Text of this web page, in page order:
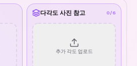
다각도 사진 참고 0/6
추가 각도 업로드